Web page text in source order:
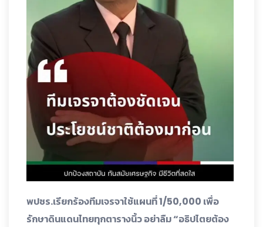
พปชร.เรียกร้องทีมเจรจาใช้แผนที่ 1/50,000 เพื่อ
รักษาดินแดนไทยทุกตารางนิ้ว อย่าลืม “อธิปไตยต้อง